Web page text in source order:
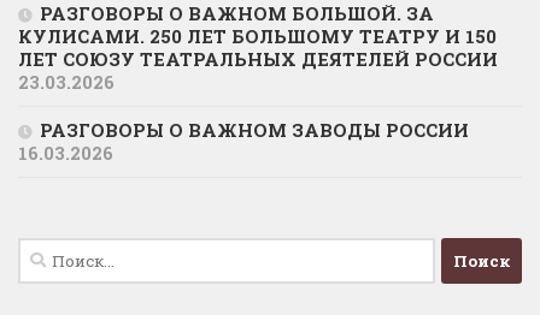
РАЗГОВОРЫ О ВАЖНОМ БОЛЬШОЙ. ЗА
КУЛИСАМИ. 250 ЛЕТ БОЛЬШОМУ ТЕАТРУ И 150
ЛЕТ СОЮЗУ ТЕАТРАЛЬНЫХ ДЕЯТЕЛЕЙ РОССИИ
23.03.2026
РАЗГОВОРЫ О ВАЖНОМ ЗАВОДЫ РОССИИ
16.03.2026
Найти: